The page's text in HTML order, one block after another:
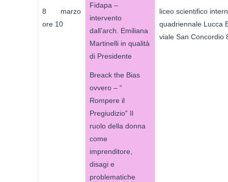
8 marzo
ore 10
Fidapa –
intervento
dall’arch. Emiliana
Martinelli in qualità
di Presidente
Breack the Bias
ovvero – “
Rompere il
Pregiudizio” Il
ruolo della donna
come
imprenditore,
disagi e
problematiche
liceo scientifico
quadriennale Lucca
viale San Concordio